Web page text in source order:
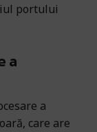
portului
a
a
care are